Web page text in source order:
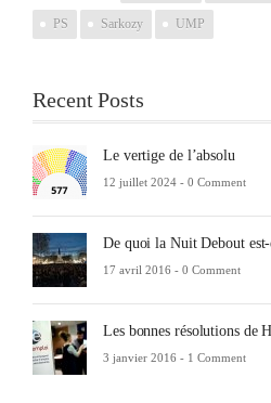
PS Sarkozy UMP
Recent Posts
Le vertige de l’absolu
12 juillet 2024 - 0 Comment
De quoi la Nuit Debout
17 avril 2016 - 0 Comment
Les bonnes résolutions de
3 janvier 2016 - 1 Comment